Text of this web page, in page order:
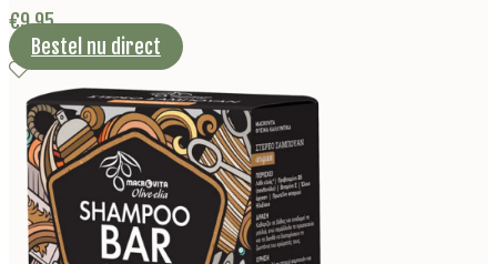
€9,95
Bestel nu direct